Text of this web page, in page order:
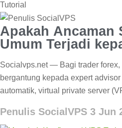
Tutorial
Apakah Ancaman
Umum Terjadi
Socialvps.net — Bagi trader forex,
bergantung kepada expert
automatik, virtual private server
Penulis SocialVPS 3 Jun